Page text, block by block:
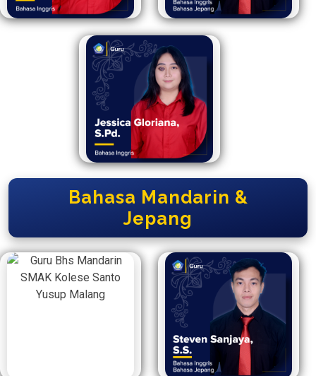
Bahasa Mandarin &
Jepang